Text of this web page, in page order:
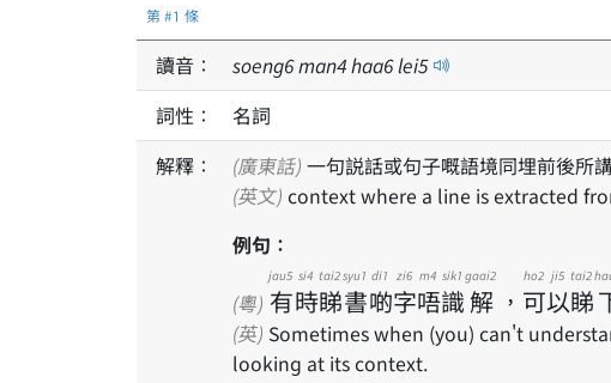
第 #1 條
讀音： soeng6man4haa6lei5
詞性：
名詞
解釋：
(廣東話) 一句説話或句子嘅語境同埋前後所
(英文) context where a line is extracted
例句：
(粵) 有
jau5
時
si4
睇
tai2
書
syu1
啲
di1
字
zi6
唔
m4
識
sik1
解
gaai2
， 可
ho2
以
ji5
睇
tai2
(英) Sometimes when (you) can't
looking at its context.